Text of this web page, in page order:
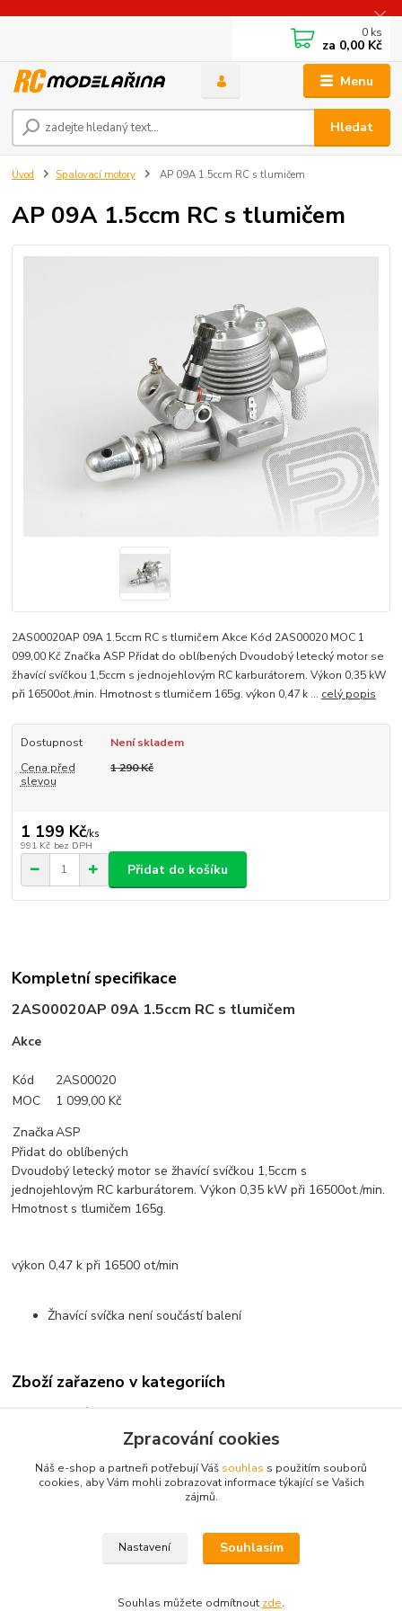
Menu
Hledat
0 ks
za 0,00 Kč
Úvod Spalovací motory AP 09A 1.5ccm RC s tlumičem
AP 09A 1.5ccm RC s tlumičem
2AS00020AP 09A 1.5ccm RC s tlumičem Akce Kód 2AS00020 MOC 1
099,00 Kč Značka ASP Přidat do oblíbených Dvoudobý letecký motor se
žhavící svíčkou 1,5ccm s jednojehlovým RC karburátorem. Výkon 0,35 kW
při 16500ot./min. Hmotnost s tlumičem 165g. výkon 0,47 k ... celý popis
Dostupnost
Není skladem
Cena před
slevou
1 290 Kč
1 199 Kč/ks
991 Kč bez DPH
Přidat do košíku
Kompletní specifikace
2AS00020AP 09A 1.5ccm RC s tlumičem
Akce
Kód
2AS00020
MOC
1 099,00 Kč
ZnačkaASP
Přidat do oblíbených
Dvoudobý letecký motor se žhavící svíčkou 1,5ccm s
jednojehlovým RC karburátorem. Výkon 0,35 kW při 16500ot./min.
Hmotnost s tlumičem 165g.
výkon 0,47 k při 16500 ot/min
Žhavící svíčka není součástí balení
Zboží zařazeno v kategoriích
Spalovací motory
Dvoutaktní
Zpracování cookies
Náš e-shop a partneři potřebují Váš souhlas s použitím souborů
cookies, aby Vám mohli zobrazovat informace týkající se Vašich
zájmů.
Nastavení Souhlasím
Souhlas můžete odmítnout zde.